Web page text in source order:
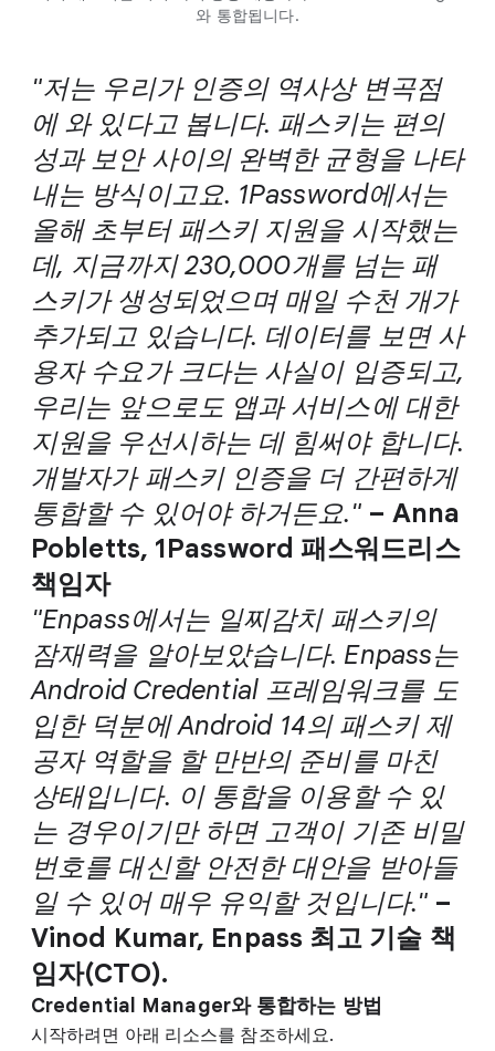
와 통합됩니다.
"저는 우리가 인증의 역사상 변곡점
에 와 있다고 봅니다. 패스키는 편의
성과 보안 사이의 완벽한 균형을 나타
내는 방식이고요. 1Password에서는
올해 초부터 패스키 지원을 시작했는
데, 지금까지 230,000개를 넘는 패
스키가 생성되었으며 매일 수천 개가
추가되고 있습니다. 데이터를 보면 사
용자 수요가 크다는 사실이 입증되고,
우리는 앞으로도 앱과 서비스에 대한
지원을 우선시하는 데 힘써야 합니다.
개발자가 패스키 인증을 더 간편하게
통합할 수 있어야 하거든요." – Anna
Pobletts, 1Password 패스워드리스
책임자
"Enpass에서는 일찌감치 패스키의
잠재력을 알아보았습니다. Enpass는
Android Credential 프레임워크를 도
입한 덕분에 Android 14의 패스키 제
공자 역할을 할 만반의 준비를 마친
상태입니다. 이 통합을 이용할 수 있
는 경우이기만 하면 고객이 기존 비밀
번호를 대신할 안전한 대안을 받아들
일 수 있어 매우 유익할 것입니다." –
Vinod Kumar, Enpass 최고 기술 책
임자(CTO).
Credential Manager와 통합하는 방법
시작하려면 아래 리소스를 참조하세요.